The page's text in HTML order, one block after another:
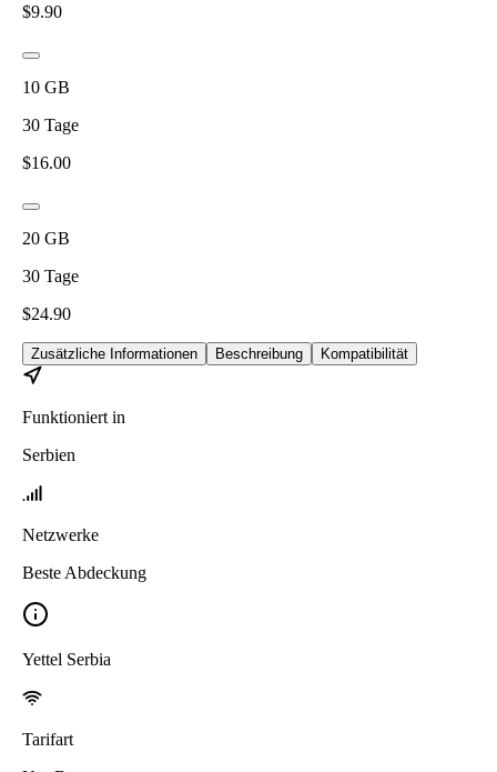
$9.90
10 GB
30 Tage
$16.00
20 GB
30 Tage
$24.90
Zusätzliche Informationen Beschreibung Kompatibilität
Funktioniert in
Serbien
Netzwerke
Beste Abdeckung
Yettel Serbia
Tarifart